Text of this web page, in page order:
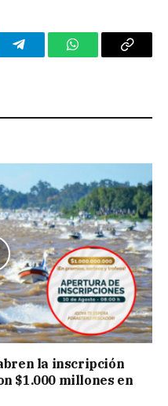
TelegramWhatsAppCopy
la inscripción
$1.000 millones en